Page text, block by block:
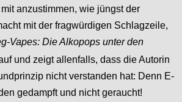
anzustimmen, wie jüngstder
mit der fragwürdigen Schlagzeile,
Vapes: Die Alkopops unter den
und zeigt allenfalls, dass die Autorin
nicht verstanden hat: Denn E-
gedampft und nicht geraucht!